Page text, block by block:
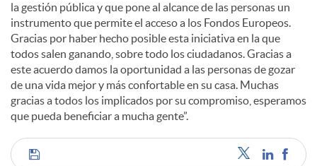
la gestión pública y que pone al alcance de las personas un
instrumento que permite el acceso a los Fondos Europeos.
Gracias por haber hecho posible esta iniciativa en la que
todos salen ganando, sobre todo los ciudadanos. Gracias a
este acuerdo damos la oportunidad a las personas de gozar
de una vida mejor y más confortable en su casa. Muchas
gracias a todos los implicados por su compromiso, esperamos
que pueda beneficiar a mucha gente”.